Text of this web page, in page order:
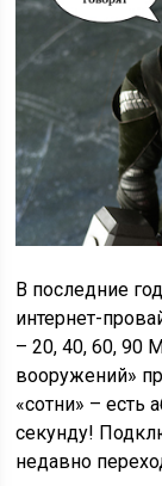
В последние
интернет-
– 20, 40, 60, 90
вооружений»
«сотни» – есть
секунду!
недавно